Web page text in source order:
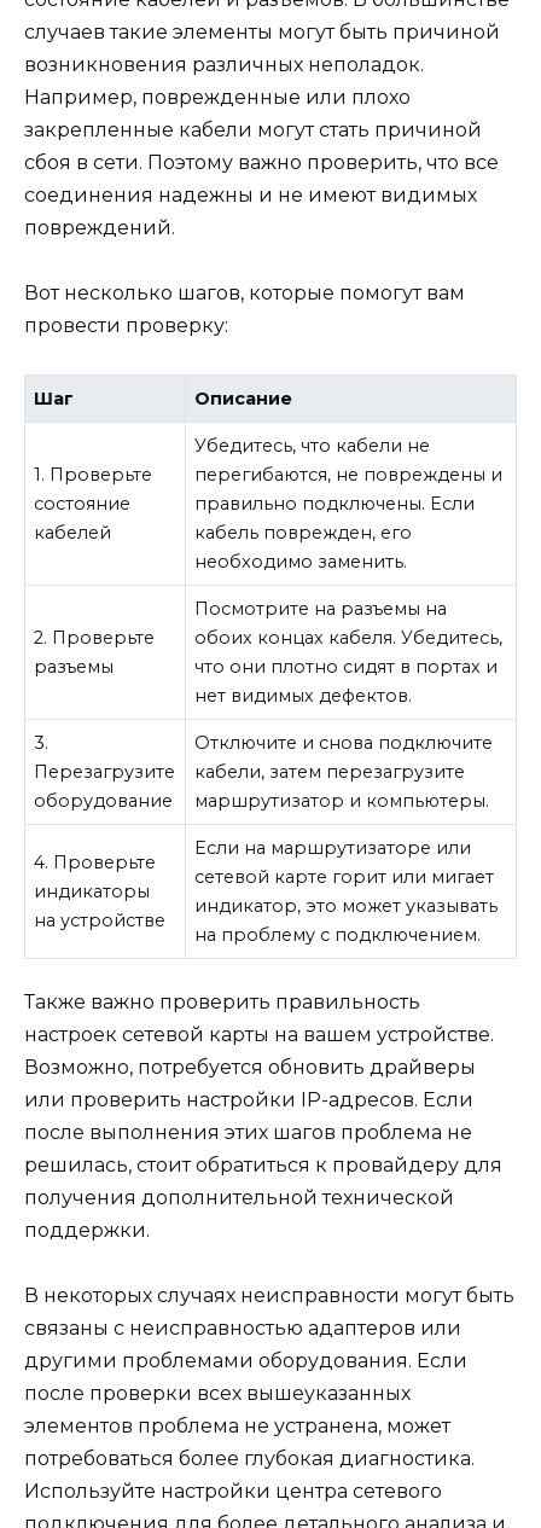
случаев такие элементы могут быть причиной
возникновения различных неполадок.
Например, поврежденные или плохо
закрепленные кабели могут стать причиной
сбоя в сети. Поэтому важно проверить, что все
соединения надежны и не имеют видимых
повреждений.
Вот несколько шагов, которые помогут вам
провести проверку:
Шаг Описание
1. Проверьте
состояние
кабелей
Убедитесь, что кабели не
перегибаются, не повреждены и
правильно подключены. Если
кабель поврежден, его
необходимо заменить.
2. Проверьте
разъемы
Посмотрите на разъемы на
обоих концах кабеля. Убедитесь,
что они плотно сидят в портах и
нет видимых дефектов.
3.
Перезагрузите
оборудование
Отключите и снова подключите
кабели, затем перезагрузите
маршрутизатор и компьютеры.
4. Проверьте
индикаторы
на устройстве
Если на маршрутизаторе или
сетевой карте горит или мигает
индикатор, это может указывать
на проблему с подключением.
Также важно проверить правильность
настроек сетевой карты на вашем устройстве.
Возможно, потребуется обновить драйверы
или проверить настройки IP-адресов. Если
после выполнения этих шагов проблема не
решилась, стоит обратиться к провайдеру для
получения дополнительной технической
поддержки.
В некоторых случаях неисправности могут быть
связаны с неисправностью адаптеров или
другими проблемами оборудования. Если
после проверки всех вышеуказанных
элементов проблема не устранена, может
потребоваться более глубокая диагностика.
Используйте настройки центра сетевого